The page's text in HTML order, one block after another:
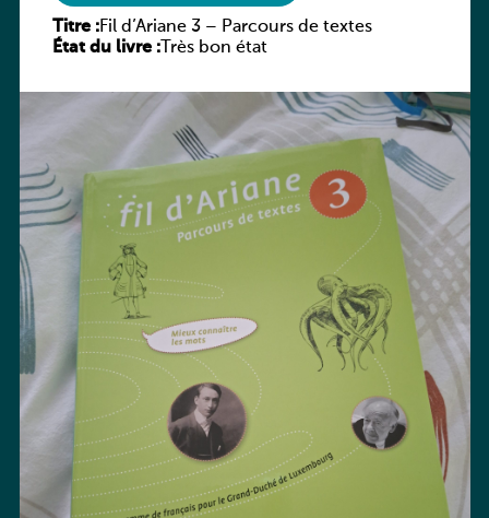
Titre :Fil d’Ariane 3 – Parcours de textes
État du livre :Très bon état